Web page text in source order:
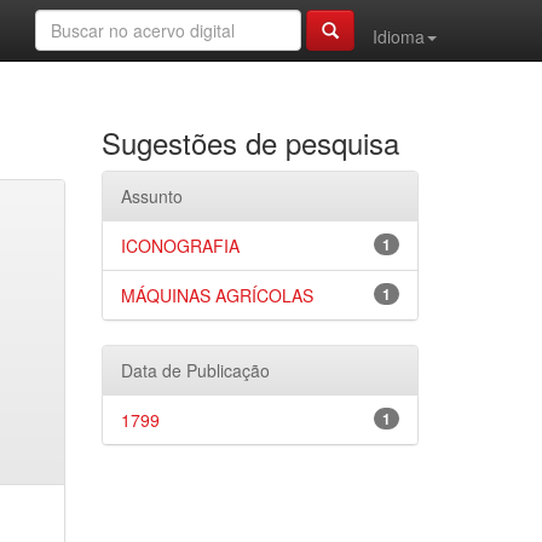
Idioma
Sugestões de pesquisa
Assunto
1
ICONOGRAFIA
1
MÁQUINAS AGRÍCOLAS
Data de Publicação
1
1799